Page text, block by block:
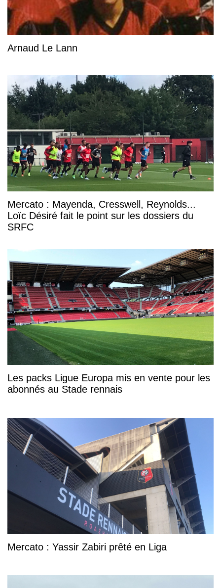
Arnaud Le Lann
Mercato : Mayenda, Cresswell, Reynolds...
Loïc Désiré fait le point sur les dossiers du
SRFC
Les packs Ligue Europa mis en vente pour les
abonnés au Stade rennais
Mercato : Yassir Zabiri prêté en Liga